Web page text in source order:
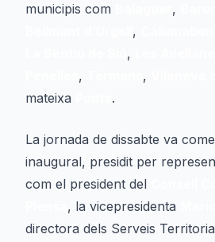
municipis com
,
,
,
, ,
mateixa
.
La jornada de dissabte va
inaugural, presidit per
com el president del
, la vicepresidenta
directora dels Serveis